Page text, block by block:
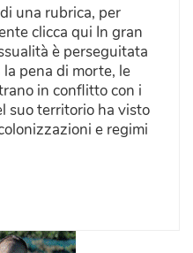
una rubrica, per
clicca qui In gran
è perseguitata
pena di morte, le
in conflitto con i
suo territorio ha visto
e regimi